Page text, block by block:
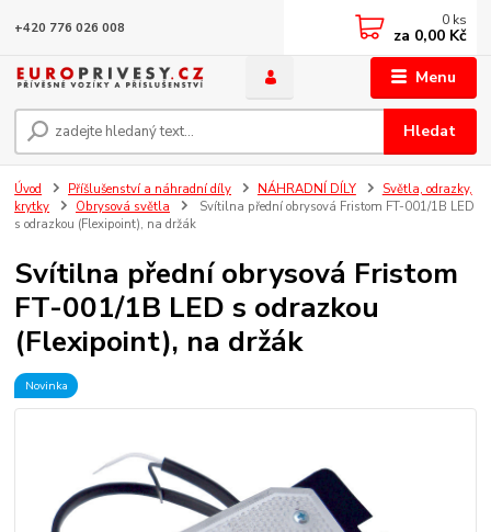
Menu
Hledat
+420 776 026 008 0 ks
za 0,00 Kč
Úvod Příšlušenství a náhradní díly NÁHRADNÍ DÍLY
Světla, odrazky,
krytky
Obrysová světla
Svítilna přední obrysová Fristom FT-001/1B LED
s odrazkou (Flexipoint), na držák
Svítilna přední obrysová Fristom
FT-001/1B LED s odrazkou
(Flexipoint), na držák
Novinka